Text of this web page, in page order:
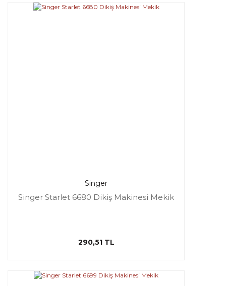
Singer
Singer Starlet 6680 Dikiş Makinesi Mekik
290,51 TL